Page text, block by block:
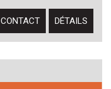
CONTACT DÉTAILS